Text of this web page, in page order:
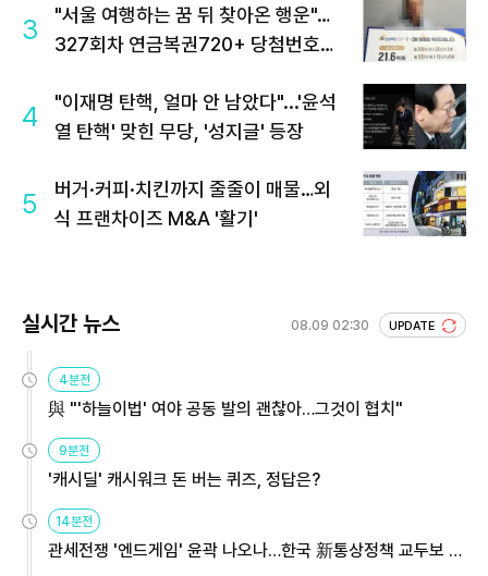
3
"서울 여행하는 꿈 뒤 찾아온 행운"…
327회차 연금복권720+ 당첨번호조
4
"이재명 탄핵, 얼마 안 남았다"...'윤석
열 탄핵' 맞힌 무당, '성지글' 등장
5
버거·커피·치킨까지 줄줄이 매물…외
식 프랜차이즈 M&A '활기'
실시간 뉴스 08.09 02:30 UPDATE
4분전
與 "'하늘이법' 여야 공동 발의 괜찮아…그것이 협치"
9분전
'캐시딜' 캐시워크 돈 버는 퀴즈, 정답은?
14분전
관세전쟁 '엔드게임' 윤곽 나오나…한국 新통상정책 교두보 활